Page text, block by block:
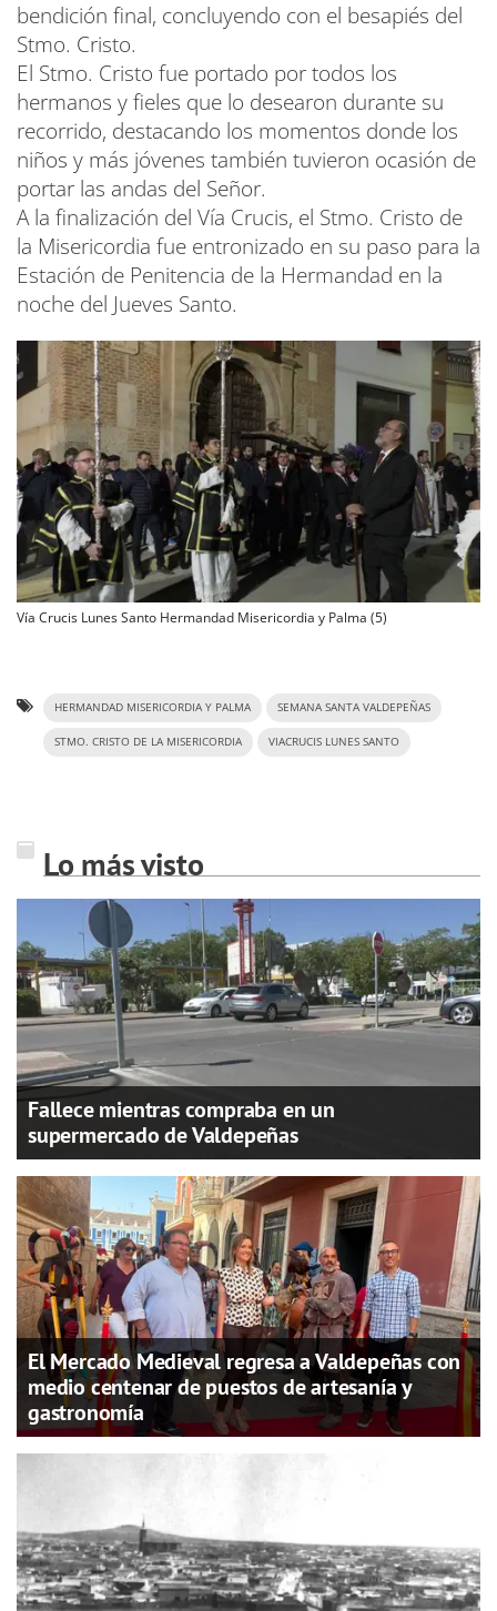
bendición final, concluyendo con el besapiés del
Stmo. Cristo.
El Stmo. Cristo fue portado por todos los
hermanos y fieles que lo desearon durante su
recorrido, destacando los momentos donde los
niños y más jóvenes también tuvieron ocasión de
portar las andas del Señor.
A la finalización del Vía Crucis, el Stmo. Cristo de
la Misericordia fue entronizado en su paso para la
Estación de Penitencia de la Hermandad en la
noche del Jueves Santo.
Vía Crucis Lunes Santo Hermandad Misericordia y Palma (5)
HERMANDAD MISERICORDIA Y PALMA SEMANA SANTA VALDEPEÑAS
STMO. CRISTO DE LA MISERICORDIA VIACRUCIS LUNES SANTO
Lo más visto
Fallece mientras compraba en un
supermercado de Valdepeñas
El Mercado Medieval regresa a Valdepeñas con
medio centenar de puestos de artesanía y
gastronomía